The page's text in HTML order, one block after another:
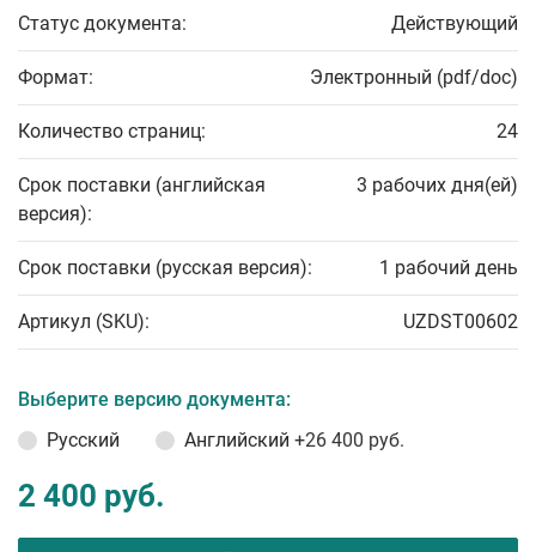
Статус документа: Действующий
Формат: Электронный (pdf/doc)
Количество страниц: 24
Срок поставки (английская
версия):
3 рабочих дня(ей)
Срок поставки (русская версия): 1 рабочий день
Артикул (SKU): UZDST00602
Выберите версию документа:
Русский
Английский +26 400 руб.
2 400 руб.